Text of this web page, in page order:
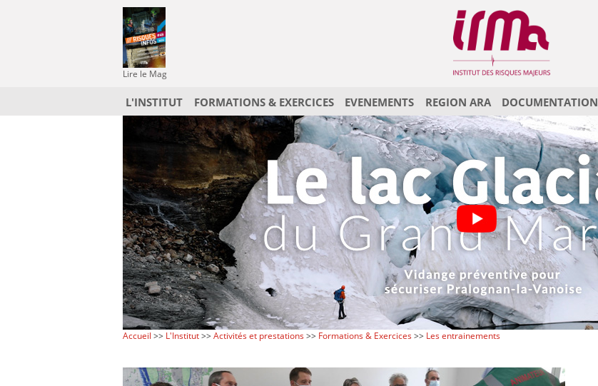
Lire le Mag
L'INSTITUT FORMATIONS & EXERCICES EVENEMENTS REGION ARA DOCUMENTATION
Accueil >> L'Institut>>Activités et prestations>> Formations & Exercices>> Les entrainements